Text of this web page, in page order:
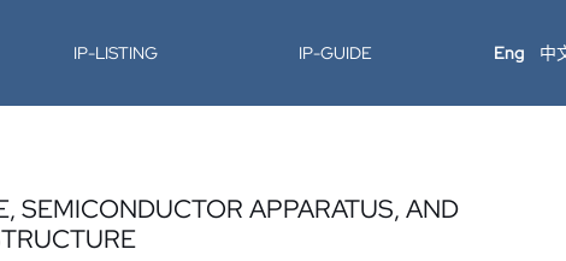
IP-LISTING IP-GUIDE Eng 中
APPARATUS, AND